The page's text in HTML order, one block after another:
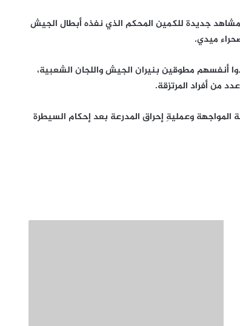
مشاهد جديدة للكمين المحكم الذي نفذه أبطال الجيش
ميدي.
أنفسهم مطوقين بنيران الجيش واللجان الشعبية،
من أفراد المرتزقة.
وعمليةِ إحراق المدرعة بعد إحكام السيطرة